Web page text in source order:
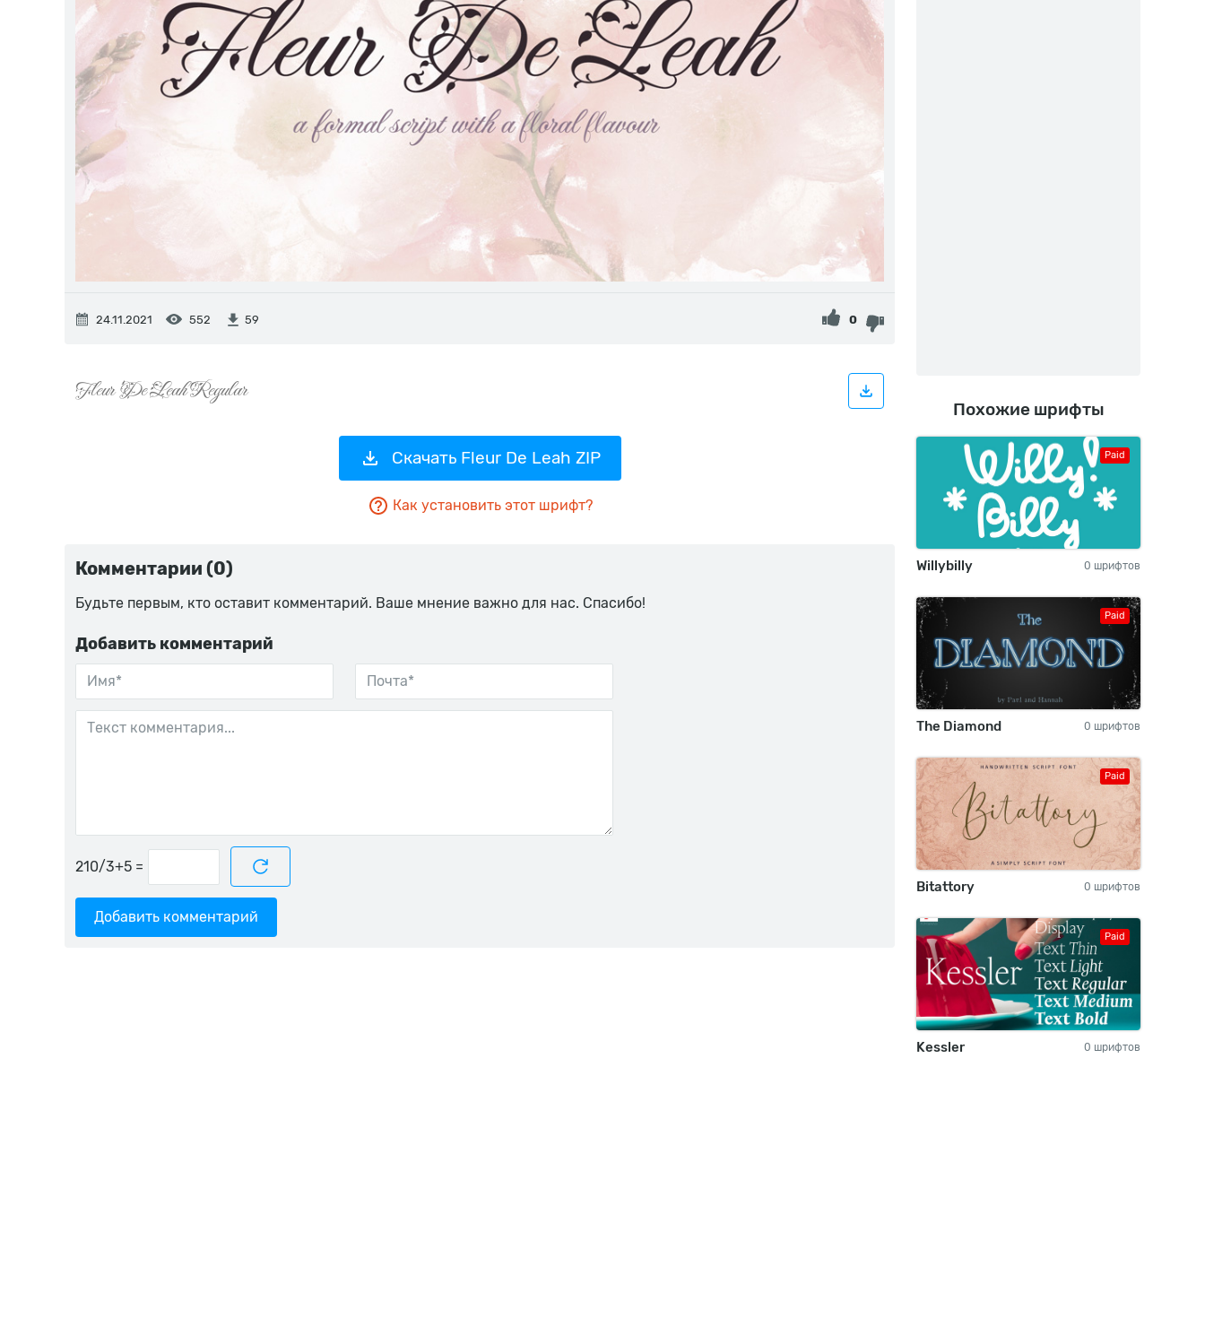
24.11.2021 552 59 0
Скачать Fleur De Leah ZIP
Как установить этот шрифт?
Комментарии (0)
Будьте первым, кто оставит комментарий. Ваше мнение важно для нас. Спасибо!
Добавить комментарий
=
Добавить комментарий
Похожие шрифты
Paid
Willybilly 0 шрифтов
Paid
The Diamond 0 шрифтов
Paid
Bitattory 0 шрифтов
Paid
Kessler 0 шрифтов